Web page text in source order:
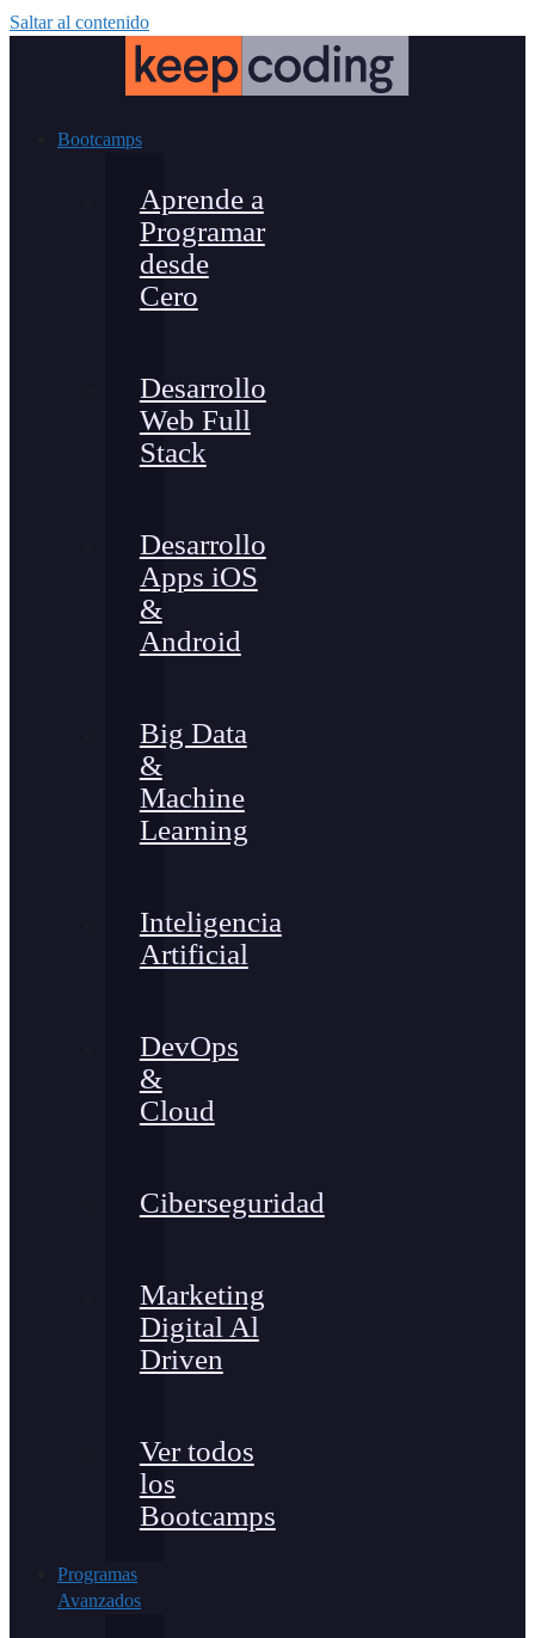
Saltar al contenido
Bootcamps
Aprende a
Programar
desde
Cero
Desarrollo
Web Full
Stack
Desarrollo
Apps iOS
&
Android
Big Data
&
Machine
Learning
Inteligencia
Artificial
DevOps
&
Cloud
Ciberseguridad
Marketing
Digital Al
Driven
Ver todos
los
Bootcamps
Programas
Avanzados